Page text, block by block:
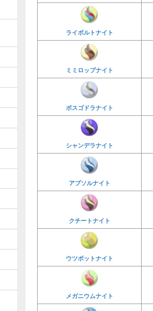
ライボルトナイト
ミミロップナイト
ボスゴドラナイト
シャンデラナイト
アブソルナイト
クチートナイト
ウツボットナイト
メガニウムナイト